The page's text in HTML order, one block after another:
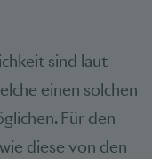
sind laut
einen solchen
Für den
diese von den